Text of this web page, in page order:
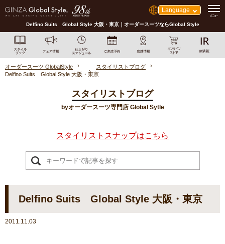
Language
Delfino Suits Global Style 大阪・東京｜オーダースーツならGlobal Style
オーダースーツ GlobalStyle
スタイリストブログ
Delfino Suits Global Style 大阪・東京
スタイリストブログ
byオーダースーツ専門店 Global Sytle
スタイリストスナップはこちら
Delfino Suits Global Style 大阪・東京
2011.11.03